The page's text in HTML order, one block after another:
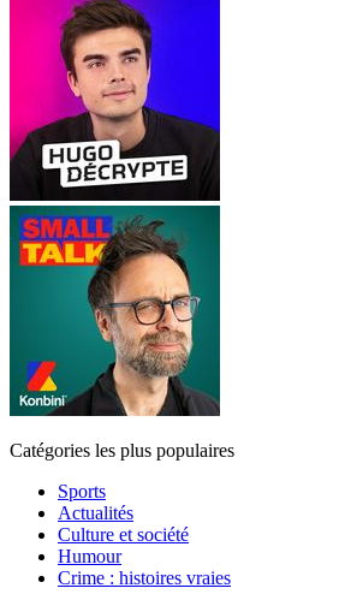
Catégories les plus populaires
Sports
Actualités
Culture et société
Humour
Crime : histoires vraies